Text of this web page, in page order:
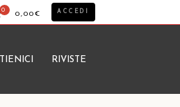
0
0,00€ ACCEDI
RIVISTE